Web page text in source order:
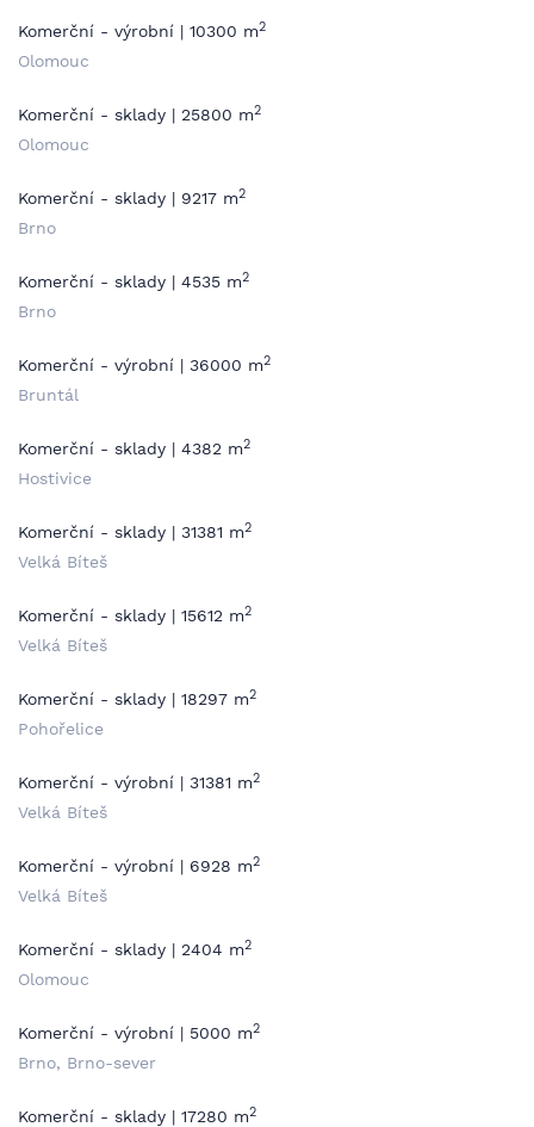
Komerční - výrobní | 10300 m2
Olomouc
Komerční - sklady | 25800 m2
Olomouc
Komerční - sklady | 9217 m2
Brno
Komerční - sklady | 4535 m2
Brno
Komerční - výrobní | 36000 m2
Bruntál
Komerční - sklady | 4382 m2
Hostivice
Komerční - sklady | 31381 m2
Velká Bíteš
Komerční - sklady | 15612 m2
Velká Bíteš
Komerční - sklady | 18297 m2
Pohořelice
Komerční - výrobní | 31381 m2
Velká Bíteš
Komerční - výrobní | 6928 m2
Velká Bíteš
Komerční - sklady | 2404 m2
Olomouc
Komerční - výrobní | 5000 m2
Brno, Brno-sever
Komerční - sklady | 17280 m2